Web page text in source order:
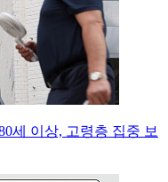
세 이상, 고령층 집중 보